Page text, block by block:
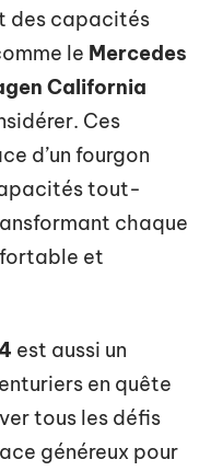
des capacités
le Mercedes
California
Ces
d’un fourgon
tout-
chaque
et
est aussi un
en quête
tous les défis
généreux pour